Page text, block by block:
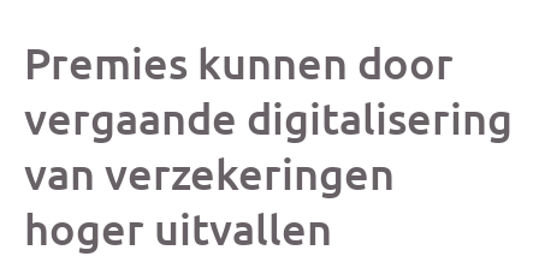
bericht
op
bericht
op
bericht
Premies kunnen door
vergaande digitalisering
van verzekeringen
hoger uitvallen